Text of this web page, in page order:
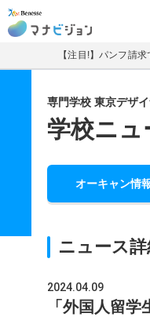
マナビジョ
【注目!】パンフ請
専門学校 東京デザ
学校ニュ
オーキャン情
ニュース詳
2024.04.09
「外国人留